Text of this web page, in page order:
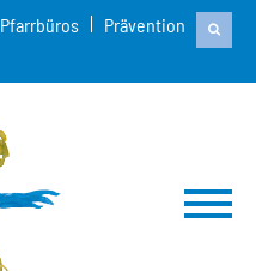
Pfarrbüros
Prävention